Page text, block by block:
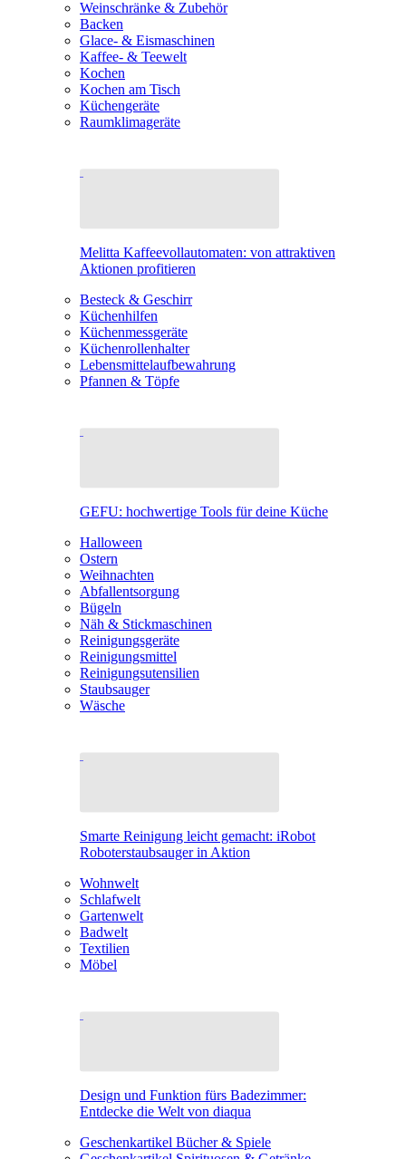
Weinschränke & Zubehör
Backen
Glace- & Eismaschinen
Kaffee- & Teewelt
Kochen
Kochen am Tisch
Küchengeräte
Raumklimageräte
Melitta Kaffeevollautomaten: von attraktiven
Aktionen profitieren
Besteck & Geschirr
Küchenhilfen
Küchenmessgeräte
Küchenrollenhalter
Lebensmittelaufbewahrung
Pfannen & Töpfe
GEFU: hochwertige Tools für deine Küche
Halloween
Ostern
Weihnachten
Abfallentsorgung
Bügeln
Näh & Stickmaschinen
Reinigungsgeräte
Reinigungsmittel
Reinigungsutensilien
Staubsauger
Wäsche
Smarte Reinigung leicht gemacht: iRobot
Roboterstaubsauger in Aktion
Wohnwelt
Schlafwelt
Gartenwelt
Badwelt
Textilien
Möbel
Design und Funktion fürs Badezimmer:
Entdecke die Welt von diaqua
Geschenkartikel Bücher & Spiele